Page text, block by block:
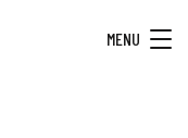
MENU